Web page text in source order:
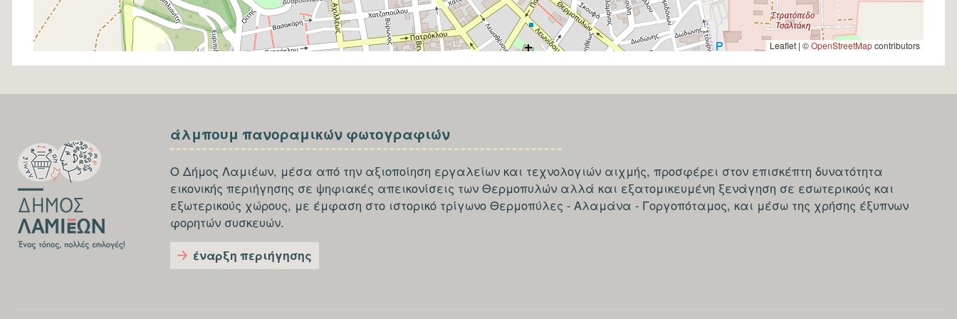
Leaflet | ©OpenStreetMapcontributors
FOOTER-
FIRST
SECTION
FOOTER-
άλμπουμ πανοραμικών φωτογραφιών
Ο Δήμος Λαμιέων, μέσα από την αξιοποίηση εργαλείων και τεχνολογιών αιχμής, προσφέρει στον επισκέπτη δυνατότητα
εικονικής περιήγησης σε ψηφιακές απεικονίσεις των Θερμοπυλών αλλά και εξατομικευμένη ξενάγηση σε εσωτερικούς και
εξωτερικούς χώρους, με έμφαση στο ιστορικό τρίγωνο Θερμοπύλες - Αλαμάνα - Γοργοπόταμος, και μέσω της χρήσης έξυπνων
φορητών συσκευών.
έναρξη περιήγησης